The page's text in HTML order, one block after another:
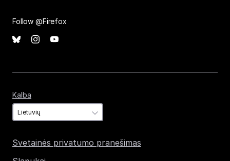
Follow @Firefox
Kalba
Svetainės privatumo pranešimas